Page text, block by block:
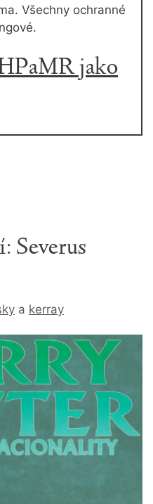
Všechny ochranné
jako
Severus
a kerray